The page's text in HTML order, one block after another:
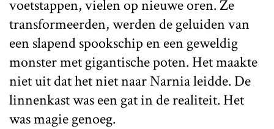
voetstappen, vielen op nieuwe oren. Ze
transformeerden, werden de geluiden van
een slapend spookschip en een geweldig
monster met gigantische poten. Het maakte
niet uit dat het niet naar Narnia leidde. De
linnenkast was een gat in de realiteit. Het
was magie genoeg.